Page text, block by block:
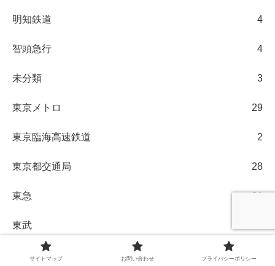
明知鉄道 4
智頭急行 4
未分類 3
東京メトロ 29
東京臨海高速鉄道 2
東京都交通局 28
東急 21
東武
東葉高速鉄道
サイトマップ お問い合わせ プライバシーポリシー